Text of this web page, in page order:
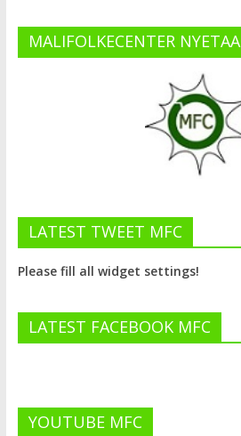
MALIFOLKECENTER NYETAA
LATEST TWEET MFC
Please fill all widget settings!
LATEST FACEBOOK MFC
YOUTUBE MFC